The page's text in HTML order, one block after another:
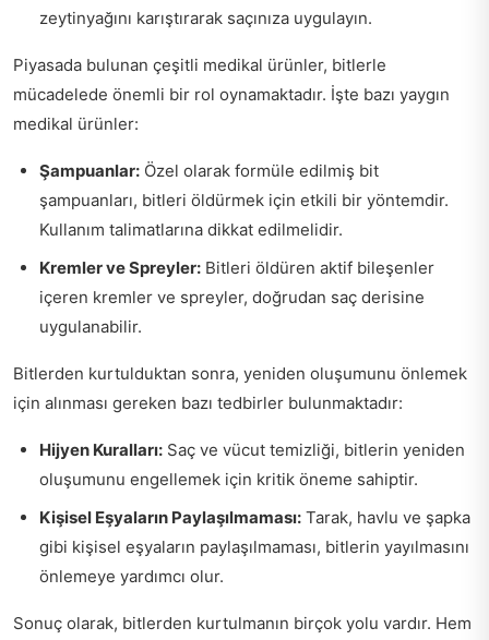
zeytinyağını karıştırarak saçınıza uygulayın.
Piyasada bulunan çeşitli medikal ürünler, bitlerle
mücadelede önemli bir rol oynamaktadır. İşte bazı yaygın
medikal ürünler:
Şampuanlar: Özel olarak formüle edilmiş bit
şampuanları, bitleri öldürmek için etkili bir yöntemdir.
Kullanım talimatlarına dikkat edilmelidir.
Kremler ve Spreyler: Bitleri öldüren aktif bileşenler
içeren kremler ve spreyler, doğrudan saç derisine
uygulanabilir.
Bitlerden kurtulduktan sonra, yeniden oluşumunu önlemek
için alınması gereken bazı tedbirler bulunmaktadır:
Hijyen Kuralları: Saç ve vücut temizliği, bitlerin yeniden
oluşumunu engellemek için kritik öneme sahiptir.
Kişisel Eşyaların Paylaşılmaması: Tarak, havlu ve şapka
gibi kişisel eşyaların paylaşılmaması, bitlerin yayılmasını
önlemeye yardımcı olur.
Sonuç olarak, bitlerden kurtulmanın birçok yolu vardır. Hem